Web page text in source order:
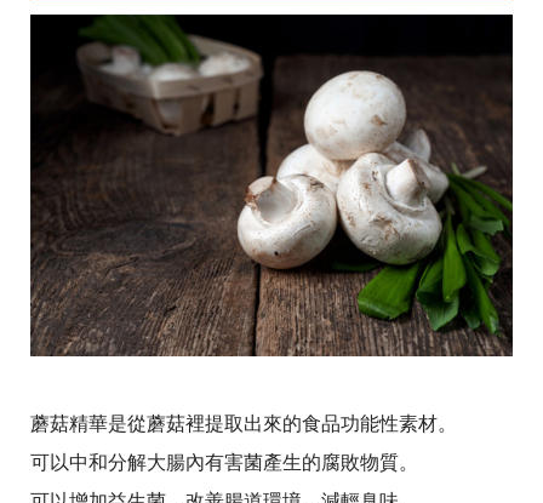
蘑菇精華是從蘑菇裡提取出來的食品功能性素材。
可以中和分解大腸內有害菌產生的腐敗物質。